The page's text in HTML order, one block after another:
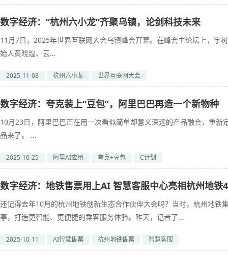
数字经济：“杭州六小龙”齐聚乌镇，论剑科技未来
11月7日，2025年世界互联网大会乌镇峰会开幕。在峰会主论坛上，宇
始人黄晓煌、云...
2025-11-08 杭州六小龙 世界互联网大会
数字经济：夸克装上“豆包”，阿里巴巴再造一个新物种
10月23日，阿里巴巴正在用一次看似简单却意义深远的产品融合，重
品来了。 ...
2025-10-25 阿里AI应用 夸克+豆包 C计划
数字经济：地铁售票用上AI 智慧客服中心亮相杭州地铁
还记得去年10月的杭州地铁创新生态合作伙伴大会吗？当时，杭州地铁
亭，打造更智能、更便捷的乘客服务体验。昨天，记者了...
2025-10-11 AI智慧售票 杭州地铁售票 智慧客服